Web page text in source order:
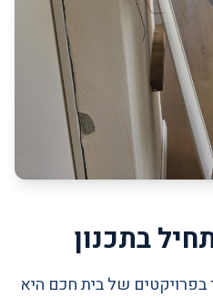
בתכנון
בפרויקטים של בית חכם היא